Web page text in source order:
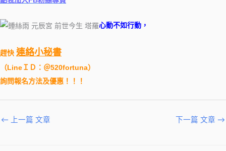
心動不如行動，
趕快 連絡小秘書
（LineＩＤ：＠520fortuna）
詢問報名方法及優惠！！！
← 上一篇 文章 下一篇 文章 →